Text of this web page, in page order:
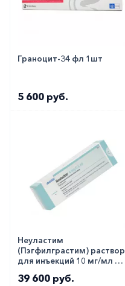
Граноцит-34 фл 1шт
5 600 руб.
Неуластим
(Пэгфилграстим) раствор
для инъекций 10 мг/мл 0,6
39 600 руб.